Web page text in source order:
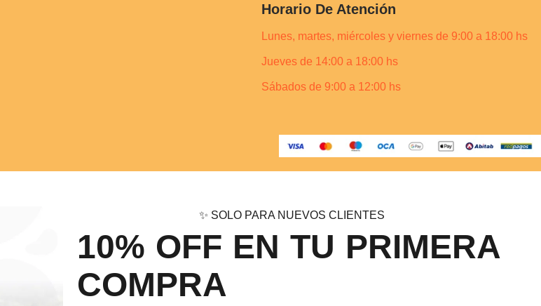
Horario De Atención
Lunes, martes, miércoles y viernes de 9:00 a 18:00 hs
Jueves de 14:00 a 18:00 hs
Sábados de 9:00 a 12:00 hs
✨ SOLO PARA NUEVOS CLIENTES
10% OFF EN TU PRIMERA
COMPRA